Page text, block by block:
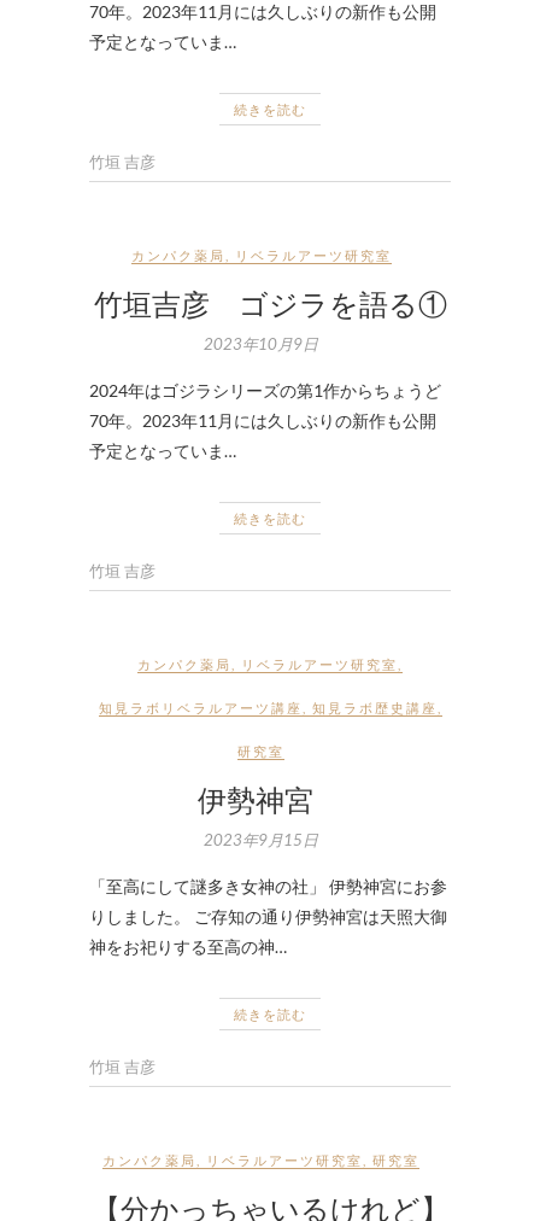
70年。2023年11月には久しぶりの新作も公開
予定となっていま…
続きを読む
竹垣 吉彦
カンパク薬局 リベラルアーツ研究室
竹垣吉彦 ゴジラを語る①
2023年10月9日
2024年はゴジラシリーズの第1作からちょうど
70年。2023年11月には久しぶりの新作も公開
予定となっていま…
続きを読む
竹垣 吉彦
カンパク薬局 リベラルアーツ研究室
知見ラボリベラルアーツ講座 知見ラボ歴史講座
研究室
伊勢神宮
2023年9月15日
「至高にして謎多き女神の社」 伊勢神宮にお参
りしました。 ご存知の通り伊勢神宮は天照大御
神をお祀りする至高の神…
続きを読む
竹垣 吉彦
カンパク薬局 リベラルアーツ研究室 研究室
【分かっちゃいるけれど】